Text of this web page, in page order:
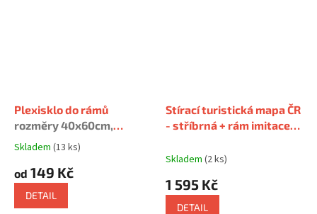
Plexisklo do rámů
rozměry 40x60cm,
50x70cm a 60x90cm
Průměrné
produktu
Skladem (13 ks)
od 149 Kč
DETAIL
Stírací turistická mapa ČR
- stříbrná + rám imitace
39mm
Skladem (2 ks)
1 595 Kč
DETAIL